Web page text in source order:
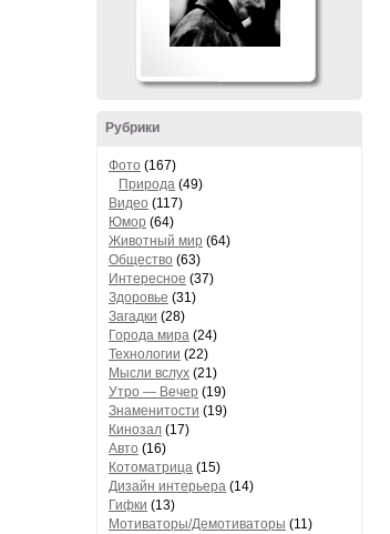
Рубрики
Фото (167)
Природа (49)
Видео (117)
Юмор (64)
Животный мир (64)
Общество (63)
Интересное (37)
Здоровье (31)
Загадки (28)
Города мира (24)
Технологии (22)
Мысли вслух (21)
Утро — Вечер (19)
Знаменитости (19)
Кинозал (17)
Авто (16)
Котоматрица (15)
Дизайн интерьера (14)
Гифки (13)
Мотиваторы/Демотиваторы (11)